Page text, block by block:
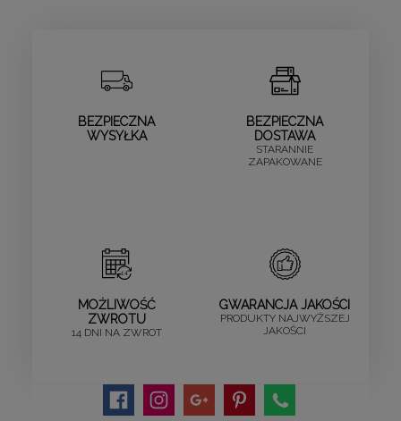
BEZPIECZNA
WYSYŁKA
BEZPIECZNA
DOSTAWA
STARANNIE
ZAPAKOWANE
MOŻLIWOŚĆ
ZWROTU
14 DNI NA ZWROT
GWARANCJA JAKOŚCI
PRODUKTY NAJWYŻSZEJ
JAKOŚCI